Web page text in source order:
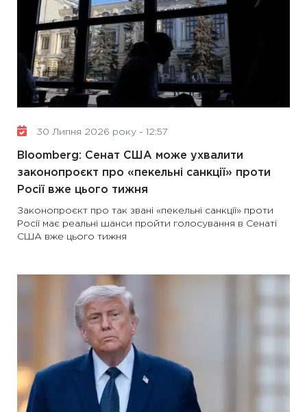
30 Липня 2026 року - 12:57
Bloomberg: Сенат США може ухвалити
законопроєкт про «пекельні санкції» проти
Росії вже цього тижня
Законопроєкт про так звані «пекельні санкції» проти
Росії має реальні шанси пройти голосування в Сенаті
США вже цього тижня